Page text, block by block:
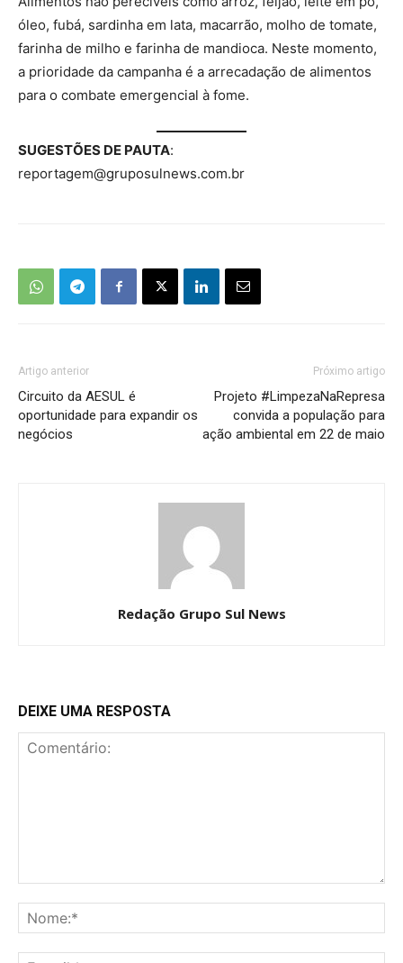
óleo, fubá, sardinha em lata, macarrão, molho de tomate,
farinha de milho e farinha de mandioca. Neste momento,
a prioridade da campanha é a arrecadação de alimentos
para o combate emergencial à fome.
SUGESTÕES DE PAUTA:
reportagem@gruposulnews.com.br
Artigo anterior
Circuito da AESUL é
oportunidade para expandir os
negócios
Próximo artigo
Projeto #LimpezaNaRepresa
convida a população para
ação ambiental em 22 de maio
Redação Grupo Sul News
DEIXE UMA RESPOSTA